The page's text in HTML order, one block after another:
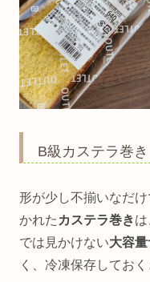
B級カステラ巻き
形が少し不揃いなだ
かれた カステラ巻き
では見かけない大容
く、冷凍保存してお